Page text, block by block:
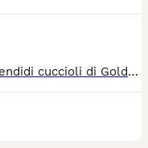
Abbiamo ancora disponibili due splendidi cuccioli di Golden Retriever, nati il 3 aprile 2026. La mamma vive con noi ed è possibile conoscerla durante la visita. I cuccioli saranno affidati alle nuove famiglie con: - certificato veterinario di buona salute; - pedigree; - microchip e iscrizione all'anagrafe canina; - prima vaccinazione; - tre sverminazioni già effettuate. Sappiamo che in questo periodo molti stanno organizzando le vacanze estive. Se doveste partire a breve, possiamo tranquillamente tenere il cucciolo in allevamento fino al vostro rientro, così potrete accoglierlo con calma. Se avete voglia di venire a conoscerli e passare un po' di tempo con loro, siete i benvenuti, senza alcun impegno. Per qualsiasi informazione o per fissare una visita potete contattarci al 347 9600102, anche su WhatsApp.